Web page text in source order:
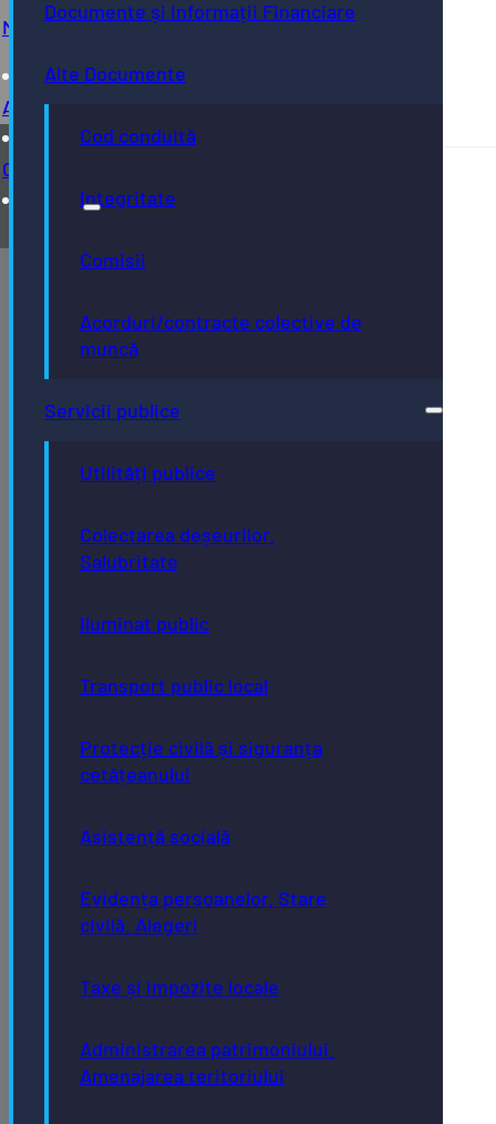
Evenimente locale
Hotărârile Consiliului Local
Concursuri
Proceduri de sistem
Cod conduită
Integritate
Comisii
Acorduri/contracte colective de
muncă
Servicii publice
Utilități publice
Colectarea deșeurilor.
Salubritate
Iluminat public
Transport public local
Protecție civilă și siguranța
cetățeanului
Asistență socială
Evidența persoanelor. Stare
civilă. Alegeri
Taxe și impozite locale
Administrarea patrimoniului.
Amenajarea teritoriului
Monitorul Oficial
Documente și Informații Financiare
Alte Documente
Arhivă
Contact
Cultură